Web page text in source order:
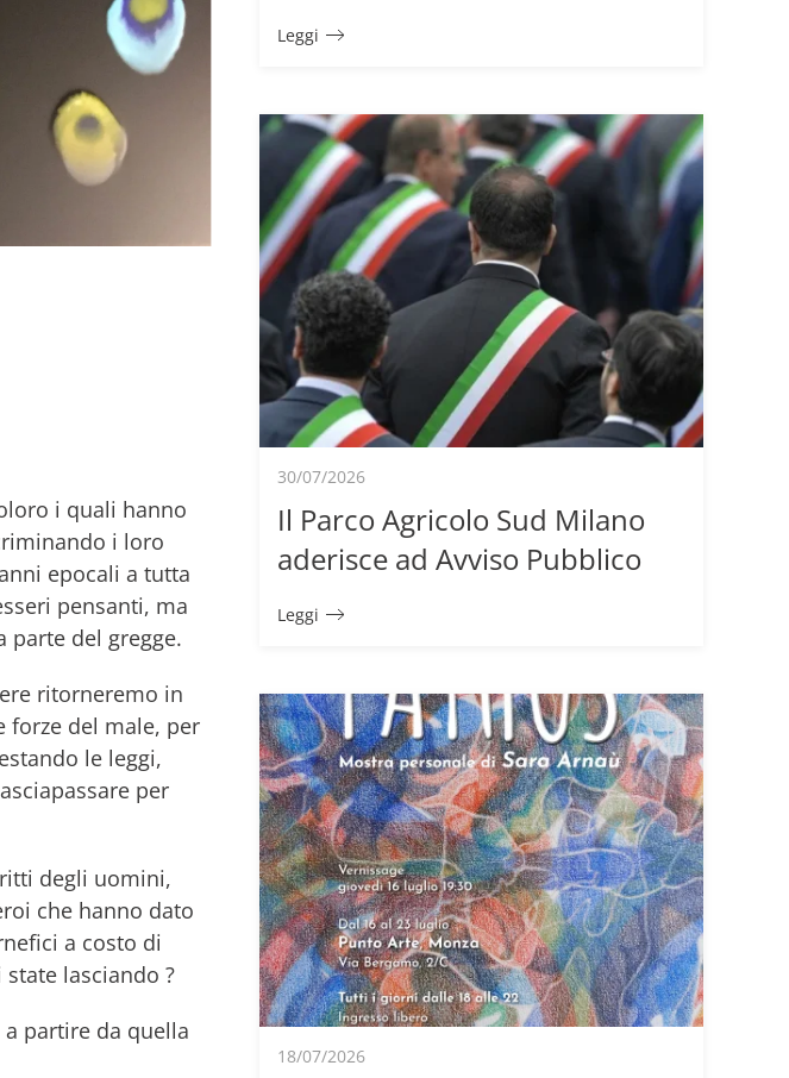
i quali hanno
i loro
epocali a tutta
pensanti, ma
parte del gregge.
ritorneremo in
forze del male, per
le leggi,
per
degli uomini,
che hanno dato
a costo di
lasciando ?
partire da quella
Leggi
30/07/2026
Il Parco Agricolo Sud Milano
aderisce ad Avviso Pubblico
Leggi
18/07/2026